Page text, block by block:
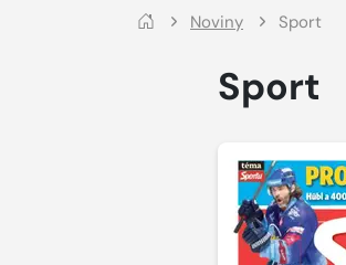
Noviny Sport
Sport